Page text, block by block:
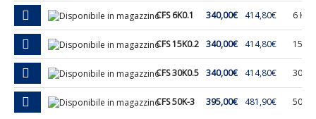
CFS 6K0.1 340,00€ 414,80€ 6 Kg.
CFS 15K0.2 340,00€ 414,80€ 15 Kg.
CFS 30K0.5 340,00€ 414,80€ 30 Kg.
CFS 50K-3 395,00€ 481,90€ 50 Kg.